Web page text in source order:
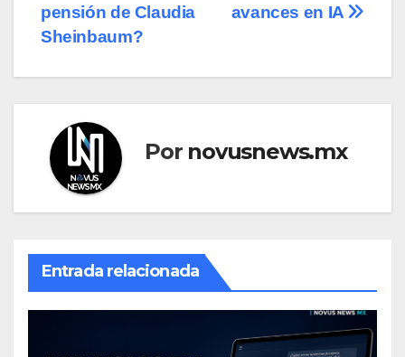
avances en IA
pensión de Claudia
Sheinbaum?
Por novusnews.mx
Entrada relacionada